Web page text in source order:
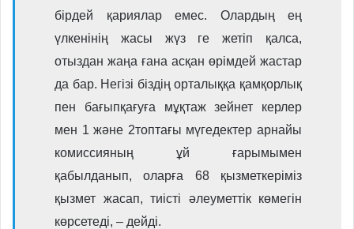
бірдей қариялар емес. Олардың ең
үлкенінің жасы жүз ге жетіп қалса,
отыздан жаңа ғана асқан өрімдей жастар
да бар. Негізі біздің орталыққа қамқорлық
пен бағыпқағуға мұқтаж зейнет керлер
мен 1 және 2топтағы мүгедектер арнайы
комиссияның ұй ғарымымен
қабылданып, оларға 68 қызметкеріміз
қызмет жасап, тиісті әлеуметтік көмегін
көрсетеді, – дейді.